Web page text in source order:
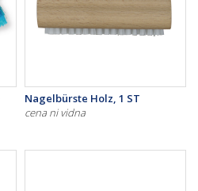
Nagelbürste Holz, 1 ST
cena ni vidna